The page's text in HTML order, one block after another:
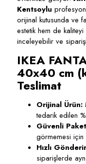
Kentsoylu
orijinal kutusunda ve
estetik hem de
inceleyebilir ve
IKEA
40x40 cm
Teslimat
Orijinal Ürün:
tedarik edilen
Güvenli
görmemesi için
Hızlı
siparişlerde